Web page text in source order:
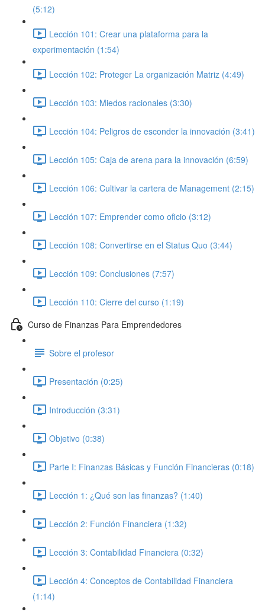
(5:12)
Lección 101: Crear una plataforma para la
experimentación (1:54)
Lección 102: Proteger La organización Matriz (4:49)
Lección 103: Miedos racionales (3:30)
Lección 104: Peligros de esconder la innovación (3:41)
Lección 105: Caja de arena para la innovación (6:59)
Lección 106: Cultivar la cartera de Management (2:15)
Lección 107: Emprender como oficio (3:12)
Lección 108: Convertirse en el Status Quo (3:44)
Lección 109: Conclusiones (7:57)
Lección 110: Cierre del curso (1:19)
Curso de Finanzas Para Emprendedores
Sobre el profesor
Presentación (0:25)
Introducción (3:31)
Objetivo (0:38)
Parte I: Finanzas Básicas y Función Financieras (0:18)
Lección 1: ¿Qué son las finanzas? (1:40)
Lección 2: Función Financiera (1:32)
Lección 3: Contabilidad Financiera (0:32)
Lección 4: Conceptos de Contabilidad Financiera
(1:14)